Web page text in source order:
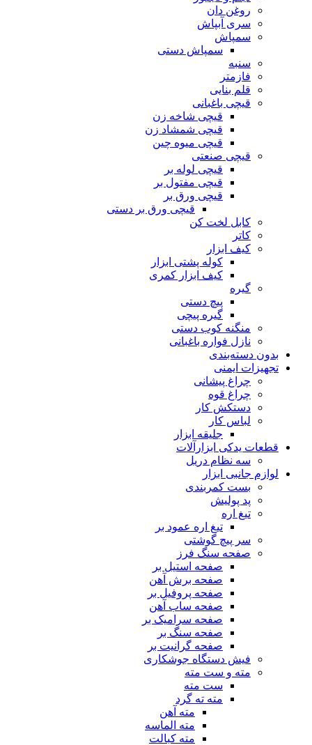
روغن دان
سری آبپاش
سمپاش
سمپاش دستی
سنبه
فازمتر
قلم بنایی
قیچی باغبانی
قیچی شاخه زن
قیچی شمشاد زن
قیچی میوه چین
قیچی صنعتی
قیچی لوله بر
قیچی مفتول بر
قیچی ورق بر
قیچی ورق بر دستی
کابل لخت کن
کاتر
کیف ابزار
کوله پشتی ابزار
کیف ابزار کمری
گیره
پیچ دستی
گیره پیچی
منگنه کوب دستی
نازل فواره باغبانی
بدون دسته‌بندی
تجهیزات ایمنی
چراغ پیشانی
چراغ قوه
دستکش کار
لباس کار
جلیقه ابزار
قطعات یدکی ابزارآلات
سه نظام دریل
لوازم جانبی ابزار
بست کمربندی
پد پولیش
تیغ اره
تیغ اره عمود بر
سر پیچ گوشتی
صفحه سنگ فرز
صفحه استیل بر
صفحه برش آهن
صفحه پروفیل بر
صفحه ساب آهن
صفحه سرامیک بر
صفحه سنگ بر
صفحه گرانیت بر
فیش دستگاه جوشکاری
مته و ست مته
ست مته
مته ته گرد
مته آهن
مته الماسه
مته کبالت